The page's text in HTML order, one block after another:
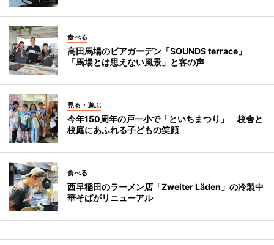
食べる
高田馬場のビアガーデン「SOUNDS terrace」
「馬場とは思えない風景」と客の声
見る・遊ぶ
今年150周年の戸一小で「といちまつり」 校舎と
校庭にあふれる子どもの笑顔
食べる
西早稲田のラーメン店「Zweiter Läden」の冷製中
華そばがリニューアル